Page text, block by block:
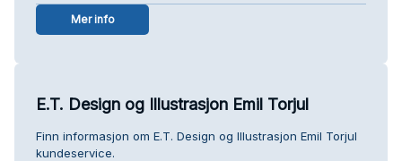
Mer info
E.T. Design og Illustrasjon Emil Torjul
Finn informasjon om E.T. Design og Illustrasjon Emil Torjul
kundeservice.